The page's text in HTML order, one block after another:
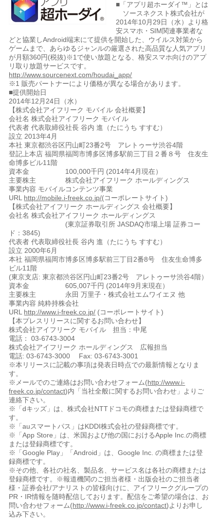
■「アプリ超ホーダイ™」とは
ソースネクスト株式会社が
2014年10月29日（水）より格
安スマホ・SIM関連事業者な
どと協業しAndroid端末にて提供を開始した、ウイルス対策から
ゲームまで、あらゆるジャンルの厳選された高品質な人気アプリ
が月額360円(税抜)※1で使い放題となる、格安スマホ向けのアプ
リ取り放題サービスです。
http://www.sourcenext.com/houdai_app/
※1 販売パートナーにより価格が異なる場合があります。
■提供開始日
2014年12月24日（水）
【株式会社アイフリーク モバイル 会社概要】
会社名 株式会社アイフリーク モバイル
代表者 代表取締役社長 谷内 進（たにうち すすむ）
設立 2013年4月
本社 東京都渋谷区円山町23番2号 アレトゥーサ渋谷4階
登記上本店 福岡県福岡市博多区博多駅前三丁目２番８号 住友生
命博多ビル11階
資本金 100,000千円 (2014年4月現在）
主要株主 株式会社アイフリーク ホールディングス
事業内容 モバイルコンテンツ事業
URL http://mobile.i-freek.co.jp/(コーポレートサイト)
【株式会社アイフリーク ホールディングス 会社概要】
会社名 株式会社アイフリーク ホールディングス
(東京証券取引所 JASDAQ市場上場 証券コー
ド：3845)
代表者 代表取締役社長 谷内 進（たにうち すすむ）
設立 2000年6月
本社 福岡県福岡市博多区博多駅前三丁目2番8号 住友生命博多
ビル11階
(東京支店: 東京都渋谷区円山町23番2号 アレトゥーサ渋谷4階）
資本金 605,007千円 (2014年9月末現在）
主要株主 永田 万里子・株式会社エムワイエヌ 他
事業内容 純粋持株会社
URL http://www.i-freek.co.jp/ (コーポレートサイト)
【本プレスリリースに関するお問い合わせ】
株式会社アイフリーク モバイル 担当：中尾
電話： 03-6743-3004
株式会社アイフリーク ホールディングス 広報担当
電話: 03-6743-3000 Fax: 03-6743-3001
※本リリースに記載の事項は発表日時点での最新情報となりま
す。
※メールでのご連絡はお問い合わせフォーム(http://www.i-
freek.co.jp/contact)内「当社全般に関するお問い合わせ」よりご
連絡下さい。
※「dキッズ」は、株式会社NTTドコモの商標または登録商標で
す。
※「auスマートパス」はKDDI株式会社の登録商標です。
※「App Store」は、米国および他の国におけるApple Inc.の商標
または登録商標です。
※「Google Play」「Android」は、Google Inc. の商標または登
録商標です。
※その他、各社の社名、製品名、サービス名は各社の商標または
登録商標です。※報道機関のご担当者様・出版会社のご担当者
様・証券会社/アナリストの皆様向けに、アイフリークグループの
PR・IR情報を随時配信しております。配信をご希望の場合は、お
問い合わせフォーム(http://www.i-freek.co.jp/contact)よりお申し
込み下さい。